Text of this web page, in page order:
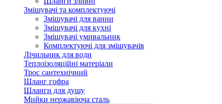
Змішувачі та комплектуючі
Змішувачі для ванни
Змішувачі для кухні
Змішувачі умивальник
Комплектуючі для змішувачів
Лічильник для води
Теплоізоляційні матеріали
Трос сантехнічний
Шланг гофра
Шланги для душу
Мийки нержавіюча сталь